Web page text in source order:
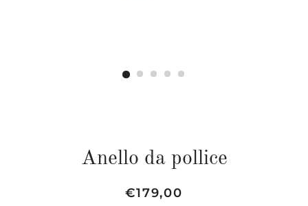
Anello da pollice
Prezzo
Prezzo
€179,00